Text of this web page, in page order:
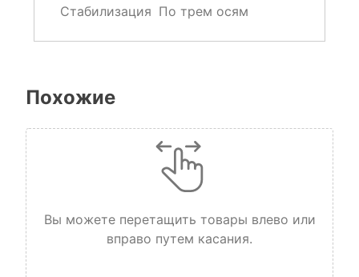
Стабилизация По трем осям
Похожие
Вы можете перетащить товары влево или
вправо путем касания.